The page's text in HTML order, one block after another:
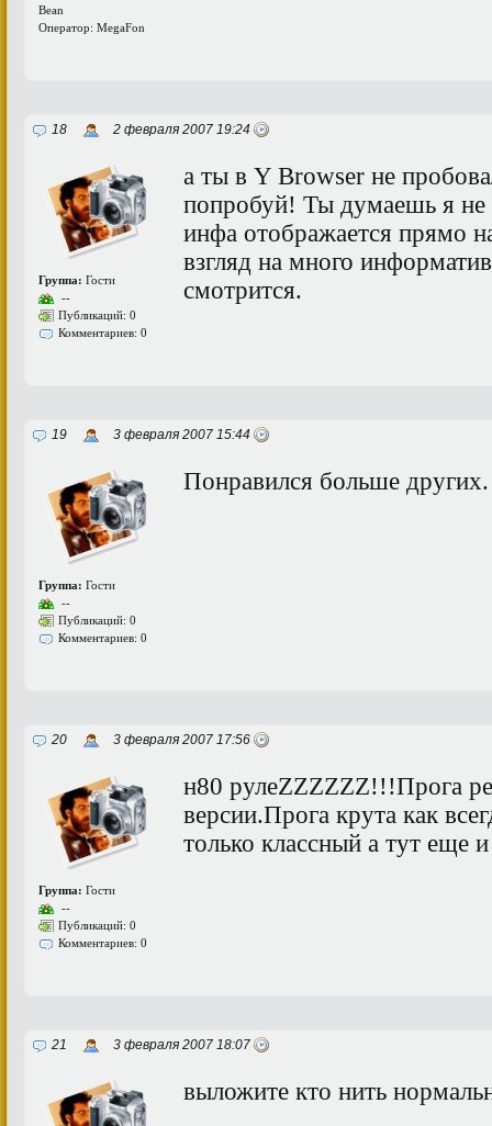
Bean
Оператор: MegaFon
18 2 февраля 2007 19:24
Группа: Гости
--
Публикаций: 0
Комментариев: 0
а ты в Y Browser не
попробуй! Ты думаешь я
инфа отображается прямо
взгляд на много
смотрится.
19 3 февраля 2007 15:44
Группа: Гости
--
Публикаций: 0
Комментариев: 0
Понравился больше других.
20 3 февраля 2007 17:56
Группа: Гости
--
Публикаций: 0
Комментариев: 0
н80 рулеZZZZZZ!!!Прога
версии.Прога крута как
только классный а тут еще
21 3 февраля 2007 18:07
выложите кто нить